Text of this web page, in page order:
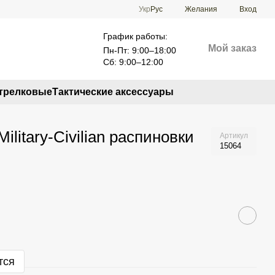
Укр Рус Желания Вход
График работы:
Пн-Пт: 9:00–18:00
Сб: 9:00–12:00
Мой заказ
Тактические аксессуары
Civilian распиновки
Артикул
15064